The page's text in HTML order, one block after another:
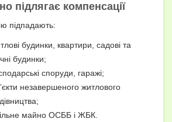
підлягає компенсації
підпадають:
будинки, квартири, садові та
будинки;
споруди, гаражі;
незавершеного житлового
майно ОСББ і ЖБК.